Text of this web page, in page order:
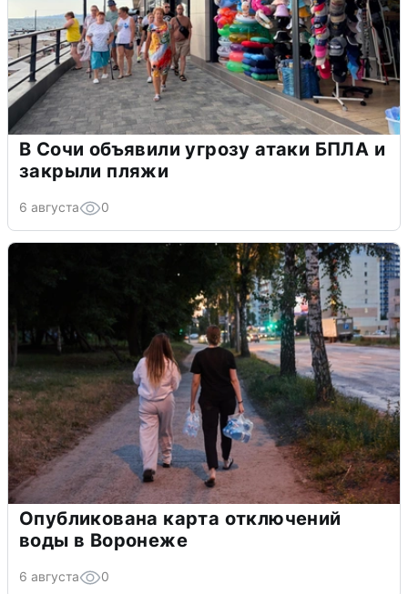
В Сочи объявили угрозу атаки БПЛА и
закрыли пляжи
6 августа 0
Опубликована карта отключений
воды в Воронеже
6 августа 0